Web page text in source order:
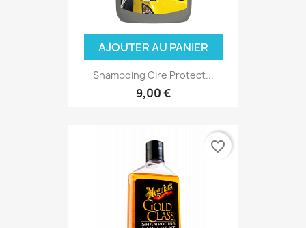
AJOUTER AU PANIER
Shampoing Cire Protect...
9,00 €
favorite_border